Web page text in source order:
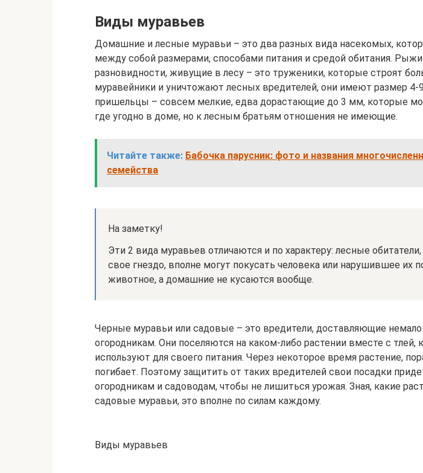
Виды муравьев
Домашние и лесные муравьи – это два разных вида насекомых,
между собой размерами, способами питания и средой обитания.
разновидности, живущие в лесу – это труженики, которые строят
муравейники и уничтожают лесных вредителей, они имеют размер
пришельцы – совсем мелкие, едва дорастающие до 3 мм, которые
где угодно в доме, но к лесным братьям отношения не имеющие.
Читайте также: Бабочка парусник: фото и названия
семейства
На заметку!
Эти 2 вида муравьев отличаются и по характеру: лесные
свое гнездо, вполне могут покусать человека или нарушившее их
животное, а домашние не кусаются вообще.
Черные муравьи или садовые – это вредители, доставляющие немало
огородникам. Они поселяются на каком-либо растении вместе с тлей,
используют для своего питания. Через некоторое время растение,
погибает. Поэтому защитить от таких вредителей свои посадки
огородникам и садоводам, чтобы не лишиться урожая. Зная, какие
садовые муравьи, это вполне по силам каждому.
Виды муравьев